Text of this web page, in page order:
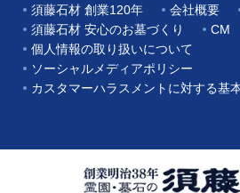
須藤石材 創業120年 会社概要
須藤石材 安心のお墓づくり
CM
個人情報の取り扱いについて
ソーシャルメディアポリシー
カスタマーハラスメントに対する基